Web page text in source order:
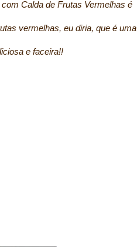
Calda de Frutas Vermelhas é
vermelhas, eu diria, que é uma
e faceira!!